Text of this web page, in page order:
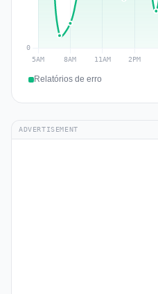
Relatórios de erro
ADVERTISEMENT